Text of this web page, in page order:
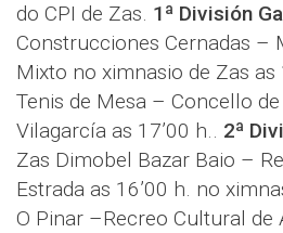
do CPI de Zas. 1ª División
Construcciones Cernadas –
Mixto no ximnasio de Zas as
Tenis de Mesa – Concello
Vilagarcía as 17’00 h.. 2ª
Zas Dimobel Bazar Baio –
Estrada as 16’00 h. no
O Pinar –Recreo Cultural de